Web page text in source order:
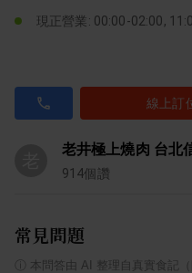
現正營業: 00:00-02:00,
線上訂
老井極上燒肉 台北
914個讚
常見問題
本問答由 AI 整理自真實食記（